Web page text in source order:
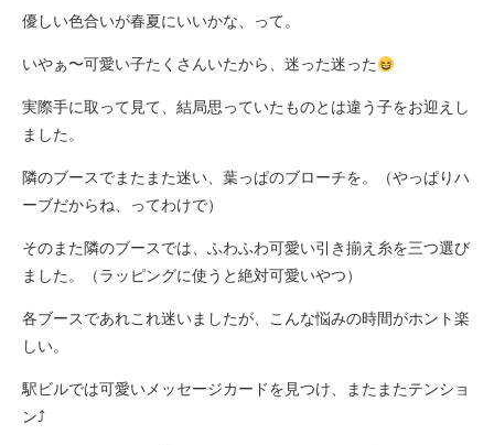
優しい色合いが春夏にいいかな、って。
いやぁ〜可愛い子たくさんいたから、迷った迷った
実際手に取って見て、結局思っていたものとは違う子をお迎えし
ました。
隣のブースでまたまた迷い、葉っぱのブローチを。（やっぱりハ
ーブだからね、ってわけで）
そのまた隣のブースでは、ふわふわ可愛い引き揃え糸を三つ選び
ました。（ラッピングに使うと絶対可愛いやつ）
各ブースであれこれ迷いましたが、こんな悩みの時間がホント楽
しい。
駅ビルでは可愛いメッセージカードを見つけ、またまたテンショ
ン⤴︎︎︎